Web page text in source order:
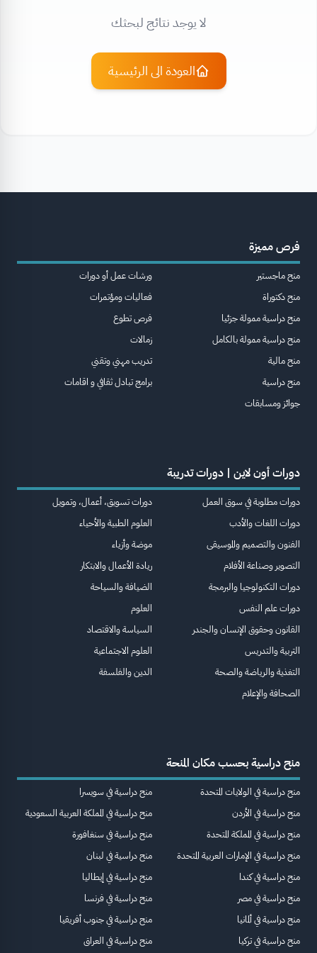
لا يوجد نتائج لبحثك
العودة الى الرئيسية
فرص مميزة
منح ماجستير
منح دكتوراة
منح دراسية ممولة جزئيا
منح دراسية ممولة بالكامل
منح مالية
منح دراسية
جوائز ومسابقات
ورشات عمل أو دورات
فعاليات ومؤتمرات
فرص تطوع
زمالات
تدريب مهني وتقني
برامج تبادل ثقافي و اقامات
دورات أون لاين | دورات تدريبة
دورات مطلوبة في سوق العمل
دورات اللغات والأدب
الفنون والتصميم والموسيقى
التصوير وصناعة الأفلام
دورات التكنولوجيا والبرمجة
دورات علم النفس
القانون وحقوق الإنسان والجندر
التربية والتدريس
التغذية والرياضة والصحة
الصحافة والإعلام
دورات تسويق، أعمال، وتمويل
العلوم الطبية والأحياء
موضة وأزياء
ريادة الأعمال والابتكار
الضيافة والسياحة
العلوم
السياسة والاقتصاد
العلوم الاجتماعية
الدين والفلسفة
منح دراسية بحسب مكان المنحة
منح دراسية في الولايات المتحدة
منح دراسية في الأردن
منح دراسية في المملكة المتحدة
منح دراسية في الإمارات العربية المتحدة
منح دراسية في كندا
منح دراسية في مصر
منح دراسية في ألمانيا
منح دراسية في تركيا
منح دراسية في سويسرا
منح دراسية في المملكة العربية السعودية
منح دراسية في سنغافورة
منح دراسية في لبنان
منح دراسية في إيطاليا
منح دراسية في فرنسا
منح دراسية في جنوب أفريقيا
منح دراسية في العراق